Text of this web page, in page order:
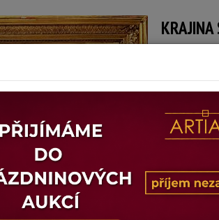
(?)
signováno
Technika: olej
Šířka: 102,5
Konec